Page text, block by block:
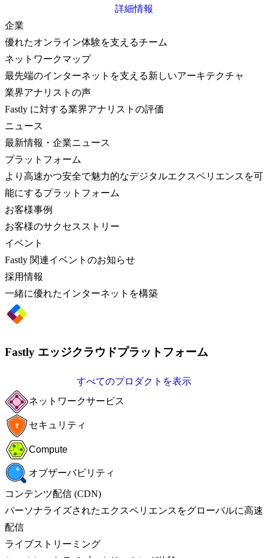
詳細情報
企業
優れたオンライン体験を支えるチーム
ネットワークマップ
最先端のインターネットを支える新しいアーキテクチャ
業界アナリストの声
Fastly に対する業界アナリストの評価
ニュース
最新情報・企業ニュース
プラットフォーム
より高速かつ安全で魅力的なデジタルエクスペリエンスを可
能にするプラットフォーム
お客様事例
お客様のサクセスストリー
イベント
Fastly 関連イベントのお知らせ
採用情報
一緒に優れたインターネットを構築
Fastly エッジクラウドプラットフォーム
すべてのプロダクトを表示
ネットワークサービス
セキュリティ
Compute
オブザーバビリティ
コンテンツ配信 (CDN)
パーソナライズされたエクスペリエンスをグローバルに高速
配信
ライブストリーミング